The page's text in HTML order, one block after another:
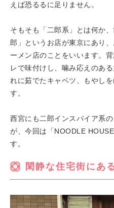
えば恐るるに足りません。
そもそも「二郎系」とは何か
郎」というお店が東京にあり
ーメン店のことをいいます。
レで味付けし、噛み応えのあ
れに茹でたキャベツ、もやし
す。
西宮にも二郎インスパイア系
が、今回は「NOODLE
す。
閑静な住宅街にあ